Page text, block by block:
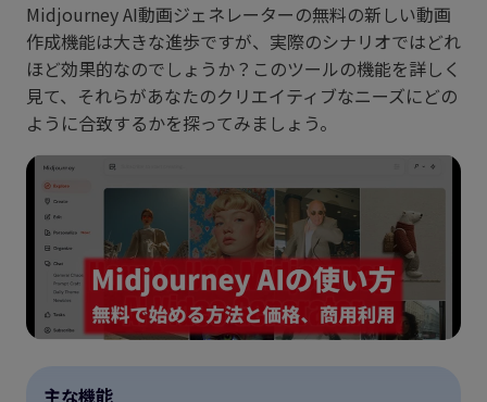
Midjourney AI動画ジェネレーターの無料の新しい動画
作成機能は大きな進歩ですが、実際のシナリオではどれ
ほど効果的なのでしょうか？このツールの機能を詳しく
見て、それらがあなたのクリエイティブなニーズにどの
ように合致するかを探ってみましょう。
主な機能